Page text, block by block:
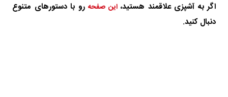
اگر به آشپزی علاقمند هستید،این صفحه رو با دستورهای متنوع
دنبال کنید.